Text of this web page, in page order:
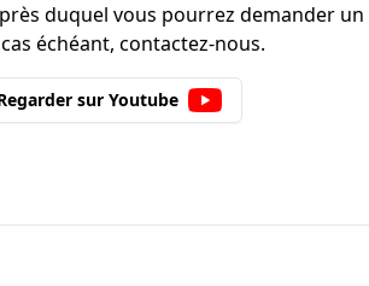
duquel vous pourrez demander un
cas échéant, contactez-nous.
sur Youtube